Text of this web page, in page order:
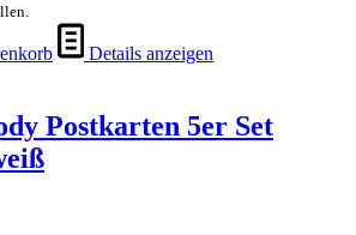
Details anzeigen
Postkarten 5er Set